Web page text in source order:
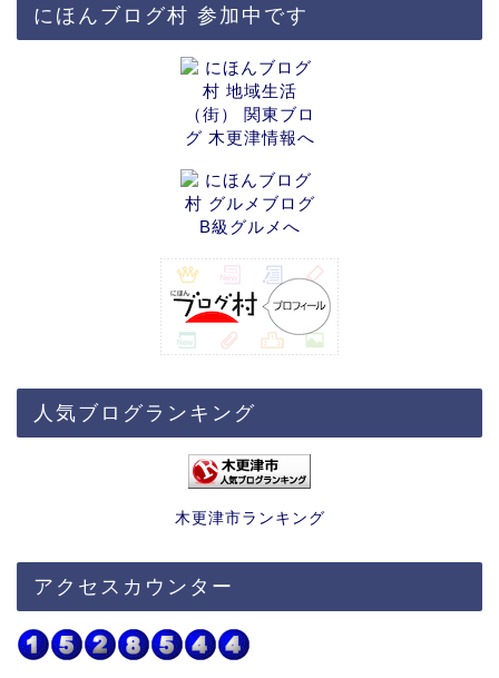
にほんブログ村 参加中です
人気ブログランキング
木更津市ランキング
アクセスカウンター